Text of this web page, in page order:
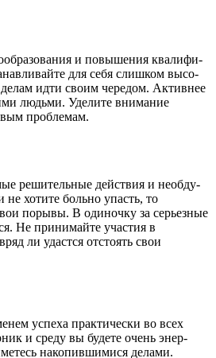
и повышения квалифи­
для себя слишком высо­
идти своим чередом. Активнее
людьми. Уделите внимание
проблемам.
решительные действия и необду­
хотите больно упасть, то
порывы. В одиночку за серьезные
Не принимайте участия в
ли удастся отстоять свои
успеха практически во всех
и среду вы будете очень энер­
накопившимися делами.